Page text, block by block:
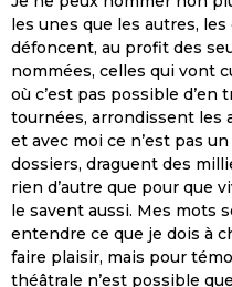
les unes que les autres,
défoncent, au profit des
nommées, celles qui vont
où c’est pas possible
tournées, arrondissent les
et avec moi ce n’est pas
dossiers, draguent des
rien d’autre que pour que
le savent aussi. Mes mots
entendre ce que je dois à
faire plaisir, mais pour
théâtrale n’est possible